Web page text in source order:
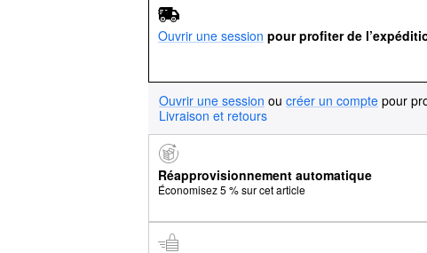
Ouvrir une session pour profiter de
Ouvrir une session ou créer un compte pour
Livraison et retours
Réapprovisionnement automatique
Économisez 5 % sur cet article